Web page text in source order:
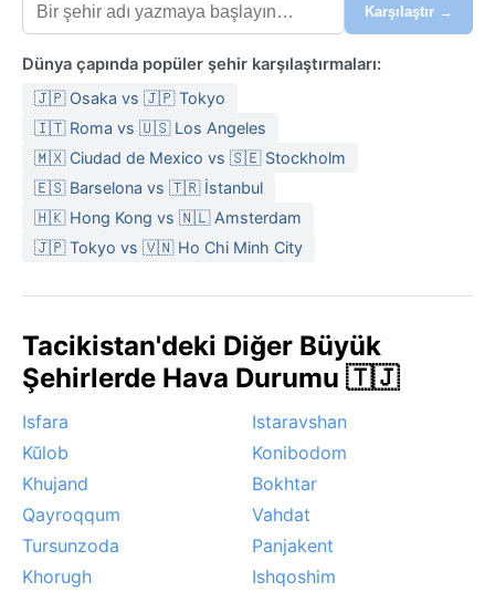
pamuklu giysiler, güneş kremi ve şapka; kışın kalın
mont, bere ve su geçirmez botlar gerekir. Bahar ve
sonbahar için katmanlı giysiler uygun olur.
Duşanbe’yi ziyaret etmek için en uygun dönem
ilkbahar (nisan-mayıs) ve sonbahar (eylül-ekim)
aylarıdır. Bu zamanlarda sıcaklıklar ılıktır ve yağış
azdır. Yazın aşırı sıcak, kışın ise yoğun kar ve sis
görülebilir. Belirgin bir muson veya sirocco etkisi
yoktur; ancak kurak mevsimde toz fırtınaları nadiren
saran sis ve beyaz örtü, ayrı bir güzellik katar.
Karşılaştır →
Dünya çapında popüler şehir karşılaştırmaları:
🇯🇵 Osaka vs 🇯🇵 Tokyo
🇮🇹 Roma vs 🇺🇸 Los Angeles
🇲🇽 Ciudad de Mexico vs 🇸🇪 Stockholm
🇪🇸 Barselona vs 🇹🇷 İstanbul
🇭🇰 Hong Kong vs 🇳🇱 Amsterdam
🇯🇵 Tokyo vs 🇻🇳 Ho Chi Minh City
Tacikistan'deki Diğer Büyük
Şehirlerde Hava Durumu 🇹🇯
Isfara
Istaravshan
Kŭlob
Konibodom
Khujand
Bokhtar
Qayroqqum
Vahdat
Tursunzoda
Panjakent
Khorugh
Ishqoshim